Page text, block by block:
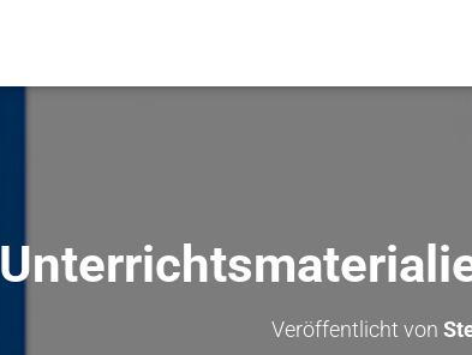
Veröffentlicht von